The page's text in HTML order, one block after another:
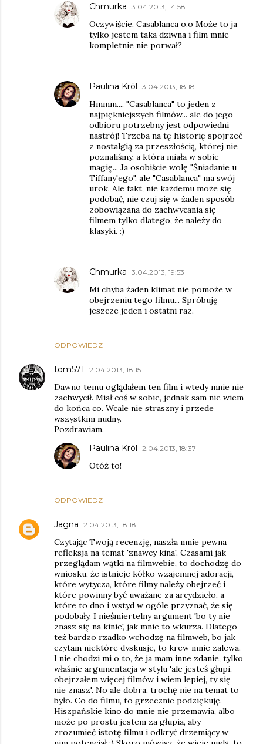
ODPOWIEDZ
Chmurka 3.04.2013, 14:58
Oczywiście. Casablanca o.o Może to ja
tylko jestem taka dziwna i film mnie
kompletnie nie porwał?
Paulina Król 3.04.2013, 18:18
Hmmm.... "Casablanca" to jeden z
najpiękniejszych filmów... ale do jego
odbioru potrzebny jest odpowiedni
nastrój! Trzeba na tę historię spojrzeć
z nostalgią za przeszłością, której nie
poznaliśmy, a która miała w sobie
magię... Ja osobiście wolę "Śniadanie u
Tiffany'ego", ale "Casablanca" ma swój
urok. Ale fakt, nie każdemu może się
podobać, nie czuj się w żaden sposób
zobowiązana do zachwycania się
filmem tylko dlatego, że należy do
klasyki. :)
Chmurka 3.04.2013, 19:53
Mi chyba żaden klimat nie pomoże w
obejrzeniu tego filmu... Spróbuję
jeszcze jeden i ostatni raz.
tom571 2.04.2013, 18:15
Dawno temu oglądałem ten film i wtedy mnie nie
zachwycił. Miał coś w sobie, jednak sam nie wiem
do końca co. Wcale nie straszny i przede
wszystkim nudny.
Pozdrawiam.
ODPOWIEDZ
Paulina Król 2.04.2013, 18:37
Otóż to!
Jagna 2.04.2013, 18:18
Czytając Twoją recenzję, naszła mnie pewna
refleksja na temat 'znawcy kina'. Czasami jak
przeglądam wątki na filmwebie, to dochodzę do
wniosku, że istnieje kółko wzajemnej adoracji,
które wytycza, które filmy należy obejrzeć i
które powinny być uważane za arcydzieło, a
które to dno i wstyd w ogóle przyznać, że się
podobały. I nieśmiertelny argument 'bo ty nie
znasz się na kinie', jak mnie to wkurza. Dlatego
też bardzo rzadko wchodzę na filmweb, bo jak
czytam niektóre dyskusje, to krew mnie zalewa.
I nie chodzi mi o to, że ja mam inne zdanie, tylko
właśnie argumentacja w stylu 'ale jesteś głupi,
obejrzałem więcej filmów i wiem lepiej, ty się
nie znasz'. No ale dobra, trochę nie na temat to
było. Co do filmu, to grzecznie podziękuję.
Hiszpańskie kino do mnie nie przemawia, albo
może po prostu jestem za głupia, aby
zrozumieć istotę filmu i odkryć drzemiący w